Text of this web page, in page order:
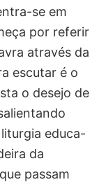
se em
por referir
através da
escutar é o
o desejo de
educa-
da
passam